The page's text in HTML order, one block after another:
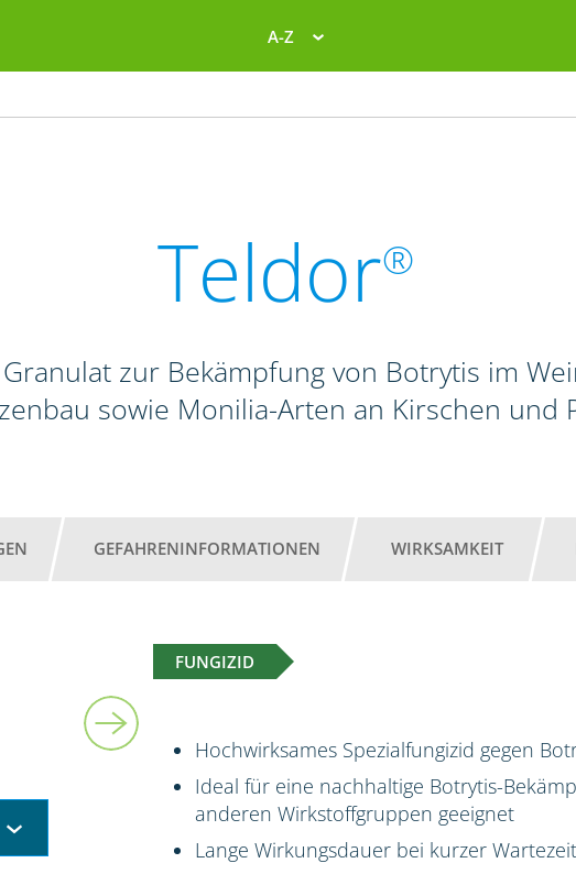
A-Z
Teldor®
zur Bekämpfung von Botrytis im
sowie Monilia-Arten an Kirschen und
GEFAHRENINFORMATIONEN WIRKSAMKEIT
FUNGIZID
Hochwirksames Spezialfungizid gegen
Ideal für eine nachhaltige Botrytis-
anderen Wirkstoffgruppen geeignet
Lange Wirkungsdauer bei kurzer Wartezeit